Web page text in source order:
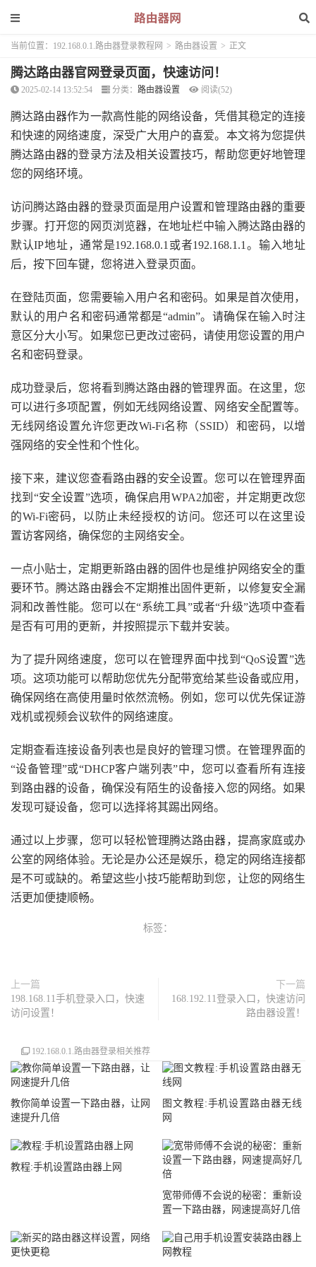
当前位置： 192.168.0.1.路由器登录教程网 > 路由器设置 > 正文
腾达路由器官网登录页面，快速访问！
2025-02-14 13:52:54 分类： 路由器设置 阅读(52)
腾达路由器作为一款高性能的网络设备，凭借其稳定的连接
和快速的网络速度，深受广大用户的喜爱。本文将为您提供
腾达路由器的登录方法及相关设置技巧，帮助您更好地管理
您的网络环境。
访问腾达路由器的登录页面是用户设置和管理路由器的重要
步骤。打开您的网页浏览器，在地址栏中输入腾达路由器的
默认IP地址，通常是192.168.0.1或者192.168.1.1。输入地址
后，按下回车键，您将进入登录页面。
在登陆页面，您需要输入用户名和密码。如果是首次使用，
默认的用户名和密码通常都是“admin”。请确保在输入时注
意区分大小写。如果您已更改过密码，请使用您设置的用户
名和密码登录。
成功登录后，您将看到腾达路由器的管理界面。在这里，您
可以进行多项配置，例如无线网络设置、网络安全配置等。
无线网络设置允许您更改Wi-Fi名称（SSID）和密码，以增
强网络的安全性和个性化。
接下来，建议您查看路由器的安全设置。您可以在管理界面
找到“安全设置”选项，确保启用WPA2加密，并定期更改您
的Wi-Fi密码，以防止未经授权的访问。您还可以在这里设
置访客网络，确保您的主网络安全。
一点小贴士，定期更新路由器的固件也是维护网络安全的重
要环节。腾达路由器会不定期推出固件更新，以修复安全漏
洞和改善性能。您可以在“系统工具”或者“升级”选项中查看
是否有可用的更新，并按照提示下载并安装。
为了提升网络速度，您可以在管理界面中找到“QoS设置”选
项。这项功能可以帮助您优先分配带宽给某些设备或应用，
确保网络在高使用量时依然流畅。例如，您可以优先保证游
戏机或视频会议软件的网络速度。
定期查看连接设备列表也是良好的管理习惯。在管理界面的
“设备管理”或“DHCP客户端列表”中，您可以查看所有连接
到路由器的设备，确保没有陌生的设备接入您的网络。如果
发现可疑设备，您可以选择将其踢出网络。
通过以上步骤，您可以轻松管理腾达路由器，提高家庭或办
公室的网络体验。无论是办公还是娱乐，稳定的网络连接都
是不可或缺的。希望这些小技巧能帮助到您，让您的网络生
活更加便捷顺畅。
标签：
上一篇
198.168.11手机登录入口，快速
访问设置！
下一篇
168.192.11登录入口，快速访问
路由器设置！
192.168.0.1.路由器登录相关推荐
教你简单设置一下路由器，让网
速提升几倍
图文教程:手机设置路由器无线
网
教程:手机设置路由器上网
宽带师傅不会说的秘密：重新设
置一下路由器，网速提高好几倍